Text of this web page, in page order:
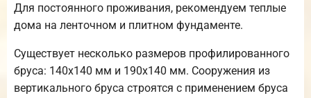
Для постоянного проживания, рекомендуем теплые
дома на ленточном и плитном фундаменте.
Существует несколько размеров профилированного
бруса: 140х140 мм и 190х140 мм. Сооружения из
вертикального бруса строятся с применением бруса